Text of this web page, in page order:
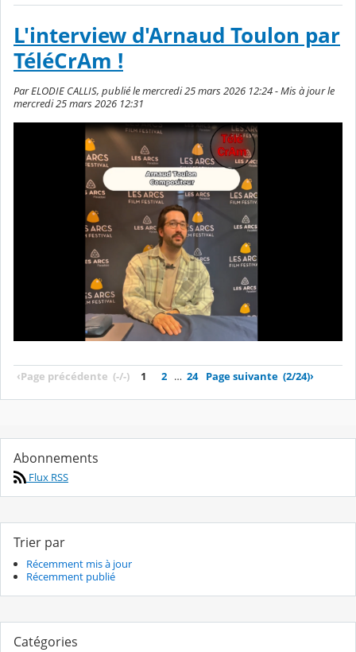
L'interview d'Arnaud Toulon par
TéléCrAm !
Par ELODIE CALLIS, publié le mercredi 25 mars 2026 12:24 - Mis à jour le
mercredi 25 mars 2026 12:31
‹Page précédente (-/-) 1 2 … 24 Page suivante (2/24)›
Abonnements
Flux RSS
Trier par
Récemment mis à jour
Récemment publié
Catégories